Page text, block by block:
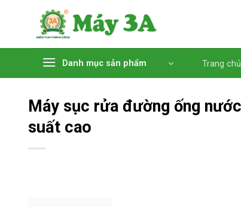
dung
Danh mục sản phẩm Trang chủ
Máy sục rửa đường ống
suất cao